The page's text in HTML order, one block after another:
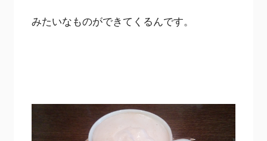
みたいなものができてくるんです。